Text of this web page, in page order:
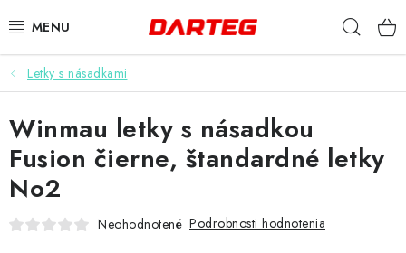
na
ŠÍPKY
TERČE
DOPLNKY K TERČU
LETKY
Letky s násadkami
Winmau letky s násadkou
Fusion čierne, štandardné letky
No2
Neohodnotené Podrobnosti hodnotenia